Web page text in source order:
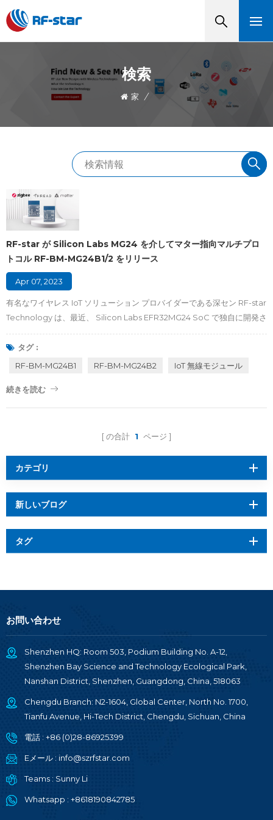
検索
家 /
RF-star が Silicon Labs MG24 を介してマター指向マルチプロ
トコル RF-BM-MG24B1/2 をリリース
Apr 07, 2023
有名なワイヤレス IoT ソリューション プロバイダーである深セン RF-star
Technology は、最近、 Silicon Labs EFR32MG24 SoC で独自に開発さ
れた2 つの 2.4 GHz マルチプロトコル ワイヤレス モジュールRF-BM-
MG24B1およびRF-BM-MG24B2をリリースしました。Matter、
Thread、ZigBee、BLE 5.3、Bluetooth Mesh、2.4GHz Proprietary
高いセキュリティとプライバシーの実現に対する需要に効果的に対応で
ス、産業オートメーション、スマート ビルディングなどのさまざまなシ
タグ :
RF-BM-MG24B1
RF-BM-MG24B2 IoT 無線モジュール
続きを読む
の合計 1 ページ
カテゴリ
新しいブログ
タグ
お問い合わせ
Shenzhen HQ: Room 503, Podium Building No. A-12,
Shenzhen Bay Science and Technology Ecological Park,
Nanshan District, Shenzhen, Guangdong, China, 518063
Chengdu Branch: N2-1604, Global Center, North No. 1700,
Tianfu Avenue, Hi-Tech District, Chengdu, Sichuan, China
電話 : +86 (0)28-86925399
Eメール : info@szrfstar.com
Teams : Sunny Li
Whatsapp : +8618190842785